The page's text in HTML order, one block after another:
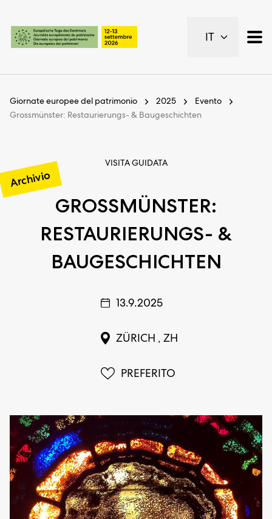
Pagine importanti
Pagina iniziale
Contenuto
Piano del sito
IT
Giornate europee del patrimonio 2025
Evento
Grossmünster: Restaurierungs- & Baugeschichten
VISITA GUIDATA
Archivio
GROSSMÜNSTER:
RESTAURIERUNGS- &
BAUGESCHICHTEN
13.9.2025
ZÜRICH , ZH
PREFERITO